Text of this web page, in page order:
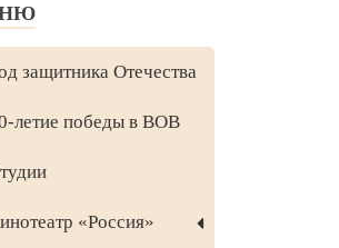
защитника Отечества
летие победы в ВОВ
«Россия»